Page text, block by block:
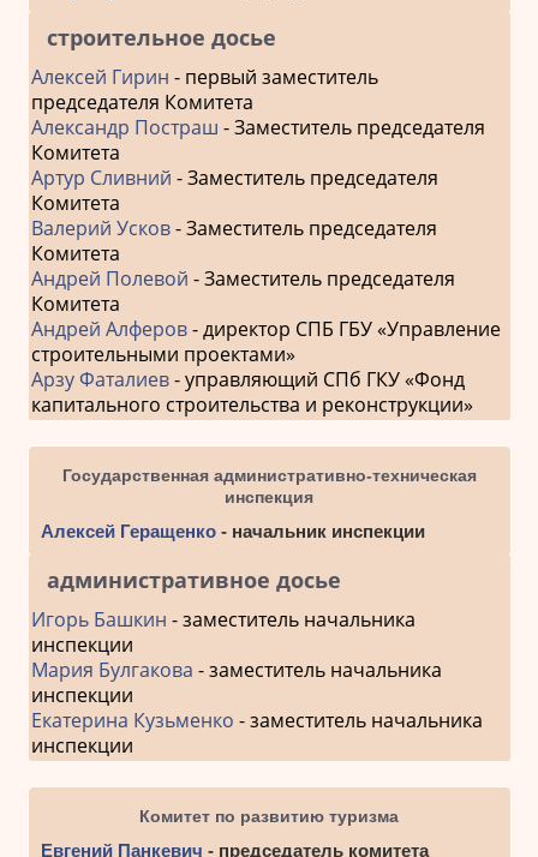
строительное досье
Алексей Гирин - первый заместитель
председателя Комитета
Александр Постраш - Заместитель председателя
Комитета
Артур Сливний - Заместитель председателя
Комитета
Валерий Усков- Заместитель председателя
Комитета
Андрей Полевой - Заместитель председателя
Комитета
Андрей Алферов- директор СПБ ГБУ «Управление
строительными проектами»
Арзу Фаталиев- управляющий СПб ГКУ «Фонд
капитального строительства и реконструкции»
Государственная административно-техническая
инспекция
Алексей Геращенко- начальник инспекции
административное досье
Игорь Башкин - заместитель начальника
инспекции
Мария Булгакова - заместитель начальника
инспекции
Екатерина Кузьменко - заместитель начальника
инспекции
Комитет по развитию туризма
Евгений Панкевич - председатель комитета